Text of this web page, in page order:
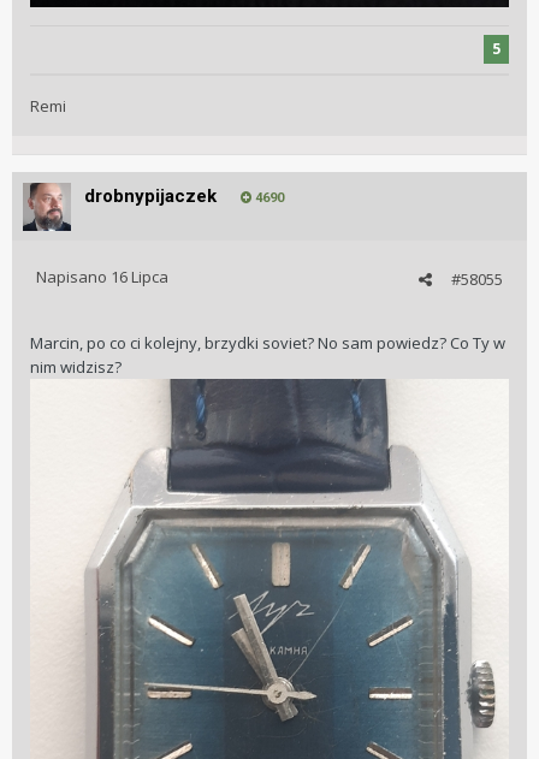
5
Remi
drobnypijaczek 4690
#58055
Napisano 16 Lipca
Marcin, po co ci kolejny, brzydki soviet? No sam powiedz? Co Ty w
nim widzisz?